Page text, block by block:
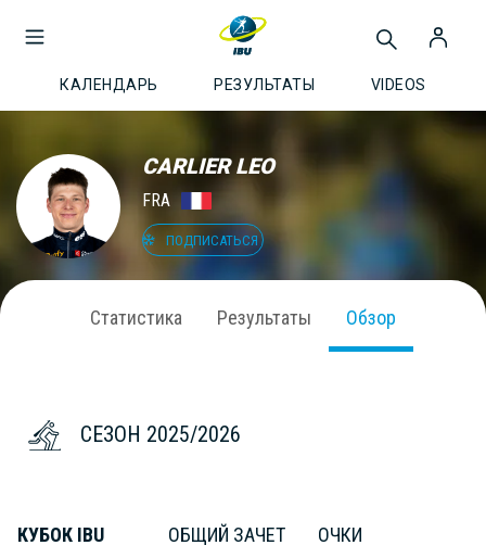
КАЛЕНДАРЬ РЕЗУЛЬТАТЫ VIDEOS
CARLIER LEO
FRA
ПОДПИСАТЬСЯ
Статистика Результаты Обзор
СЕЗОН 2025/2026
КУБОК IBU
ОБЩИЙ ЗАЧЕТ
ОЧКИ